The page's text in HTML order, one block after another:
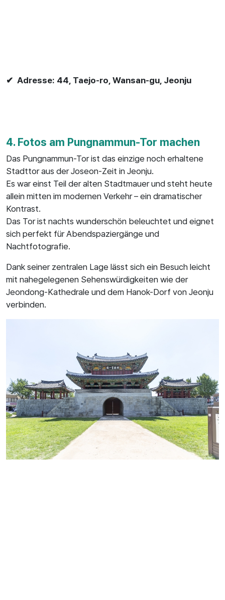
✔ Adresse: 44, Taejo-ro, Wansan-gu, Jeonju
4. Fotos am Pungnammun-Tor machen
Das Pungnammun-Tor ist das einzige noch erhaltene
Stadttor aus der Joseon-Zeit in Jeonju.
Es war einst Teil der alten Stadtmauer und steht heute
allein mitten im modernen Verkehr – ein dramatischer
Kontrast.
Das Tor ist nachts wunderschön beleuchtet und eignet
sich perfekt für Abendspaziergänge und
Nachtfotografie.
Dank seiner zentralen Lage lässt sich ein Besuch leicht
mit nahegelegenen Sehenswürdigkeiten wie der
Jeondong-Kathedrale und dem Hanok-Dorf von Jeonju
verbinden.